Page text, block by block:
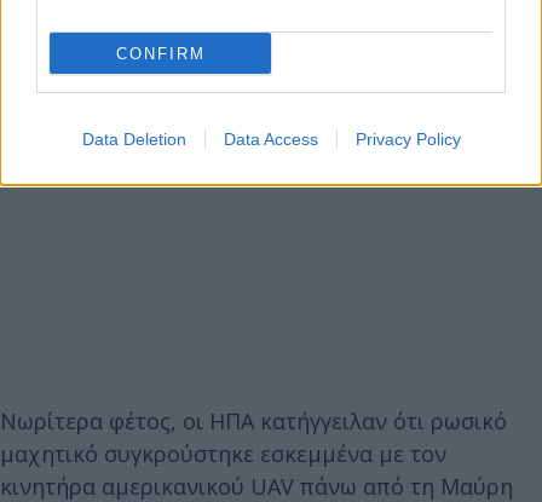
CONFIRM
Data Deletion Data Access Privacy Policy
Νωρίτερα φέτος, οι ΗΠΑ κατήγγειλαν ότι ρωσικό
μαχητικό συγκρούστηκε εσκεμμένα με τον
κινητήρα αμερικανικού UAV πάνω από τη Μαύρη